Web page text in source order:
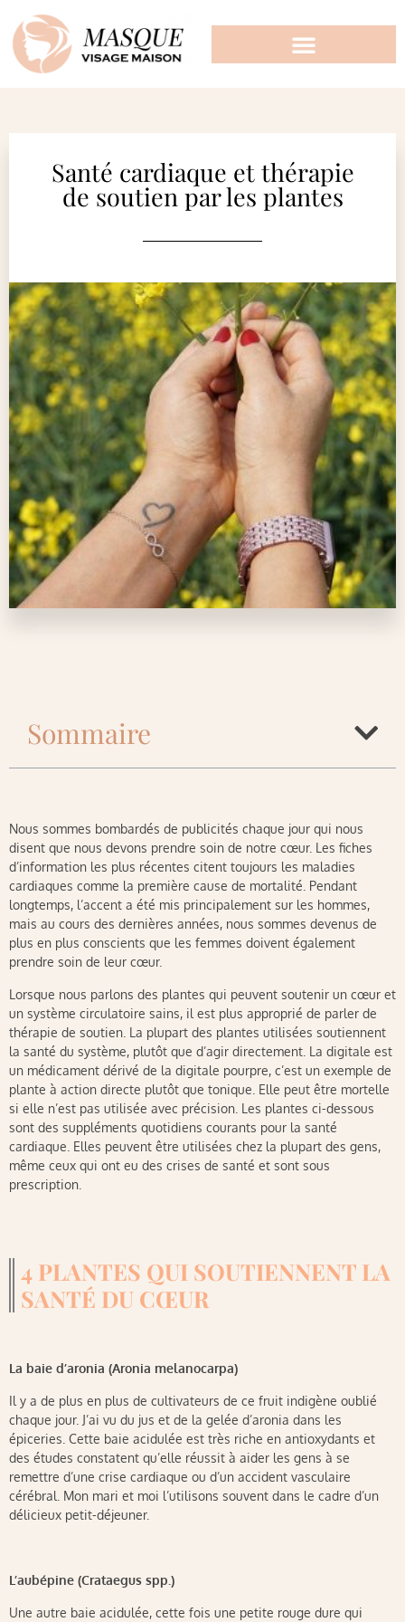
Santé cardiaque et thérapie
de soutien par les plantes
Sommaire
Nous sommes bombardés de publicités chaque jour qui nous
disent que nous devons prendre soin de notre cœur. Les fiches
d’information les plus récentes citent toujours les maladies
cardiaques comme la première cause de mortalité. Pendant
longtemps, l’accent a été mis principalement sur les hommes,
mais au cours des dernières années, nous sommes devenus de
plus en plus conscients que les femmes doivent également
prendre soin de leur cœur.
Lorsque nous parlons des plantes qui peuvent soutenir un cœur et
un système circulatoire sains, il est plus approprié de parler de
thérapie de soutien. La plupart des plantes utilisées soutiennent
la santé du système, plutôt que d’agir directement. La digitale est
un médicament dérivé de la digitale pourpre, c’est un exemple de
plante à action directe plutôt que tonique. Elle peut être mortelle
si elle n’est pas utilisée avec précision. Les plantes ci-dessous
sont des suppléments quotidiens courants pour la santé
cardiaque. Elles peuvent être utilisées chez la plupart des gens,
même ceux qui ont eu des crises de santé et sont sous
prescription.
4 PLANTES QUI SOUTIENNENT LA
SANTÉ DU CŒUR
La baie d’aronia (Aronia melanocarpa)
Il y a de plus en plus de cultivateurs de ce fruit indigène oublié
chaque jour. J’ai vu du jus et de la gelée d’aronia dans les
épiceries. Cette baie acidulée est très riche en antioxydants et
des études constatent qu’elle réussit à aider les gens à se
remettre d’une crise cardiaque ou d’un accident vasculaire
cérébral. Mon mari et moi l’utilisons souvent dans le cadre d’un
délicieux petit-déjeuner.
L’aubépine (Crataegus spp.)
Une autre baie acidulée, cette fois une petite rouge dure qui